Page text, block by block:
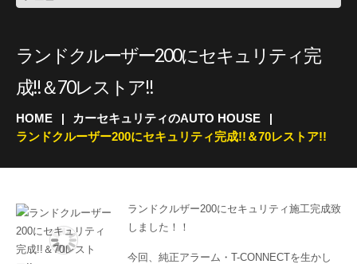
ランドクルーザー200にセキュリティ完
成!!＆70レストア!!
HOME
カーセキュリティのAUTO HOUSE
ランドクルーザー200にセキュリティ完成!!＆70レストア!!
ランドクルザー200にセキュリティ施工完成致
しました！！
今回、純正アラーム・T-CONNECTを生かし